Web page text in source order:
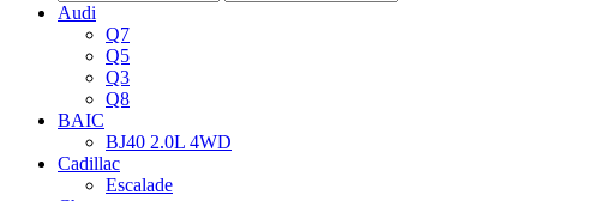
Audi
Q7
Q5
Q3
Q8
BAIC
BJ40 2.0L 4WD
Cadillac
Escalade